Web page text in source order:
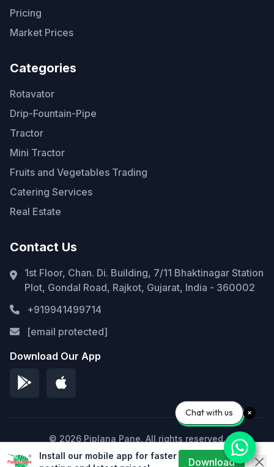
Pricing
Market Prices
Categories
Rotavator
Drip-Fountain-Pipe
Tractor
Mini Tractor
Fruits and Vegetables Trading
Catering Services
Real Estate
Contact Us
1st Floor, Chan. Di. Building, 7/11 Bhaktinagar Station
Plot, Gondal Road, Rajkot, Gujarat, India - 360002
+919941499714
[email protected]
Download Our App
© 2026 Piplana Pane. All rights reserved.
Privacy Policy Terms of Service Sitemap
Install our mobile app for faster
Download
Chat with us